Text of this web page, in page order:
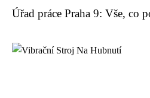
Úřad práce Praha 9: Vše, co